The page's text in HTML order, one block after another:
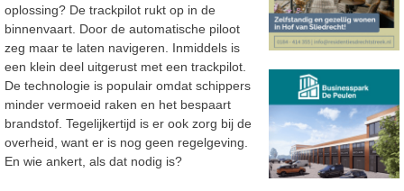
oplossing? De trackpilot rukt op in de
binnenvaart. Door de automatische piloot
zeg maar te laten navigeren. Inmiddels is
een klein deel uitgerust met een trackpilot.
De technologie is populair omdat schippers
minder vermoeid raken en het bespaart
brandstof. Tegelijkertijd is er ook zorg bij de
overheid, want er is nog geen regelgeving.
En wie ankert, als dat nodig is?